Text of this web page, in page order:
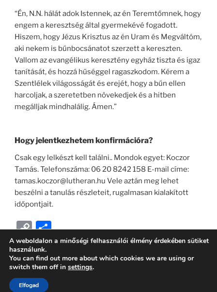
“Én, N.N. hálát adok Istennek, az én Teremtőmnek, hogy
engem a keresztség által gyermekévé fogadott.
Hiszem, hogy Jézus Krisztus az én Uram és Megváltóm,
aki nekem is bűnbocsánatot szerzett a kereszten.
Vallom az evangélikus keresztény egyház tiszta és igaz
tanítását, és hozzá hűséggel ragaszkodom. Kérem a
Szentlélek világosságát és erejét, hogy a bűn ellen
harcoljak, a szeretetben növekedjek és a hitben
megálljak mindhalálig. Ámen.”
Hogy jelentkezhetem konfirmációra?
Csak egy lelkészt kell találni.. Mondok egyet: Koczor
Tamás. Telefonszáma: 06 20 8242 158 E-mail címe:
tamas.koczor@lutheran.hu Vele aztán meg lehet
beszélni a tanulás részleteit, rugalmasan kialakított
időpontjait.
C
o
p
y
O
ss
z
a
Köszönjük WordPress!
A weboldalon a minőségi felhasználói élmény érdekében sütiket
használunk.
You can find out more about which cookies we are using or
switch them off in settings.
Elfogad